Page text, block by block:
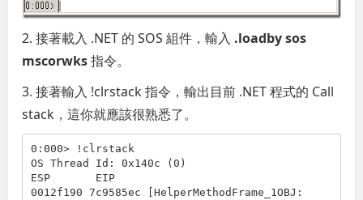
2. 接著載入 .NET 的 SOS 組件，輸入 .loadby sos
mscorwks指令。
3. 接著輸入 !clrstack 指令，輸出目前 .NET 程式的 Call
stack，這你就應該很熟悉了。
0:000> !clrstack
OS Thread Id: 0x140c (0)
ESP       EIP
0012f190 7c9585ec [HelperMethodFrame_1OBJ: